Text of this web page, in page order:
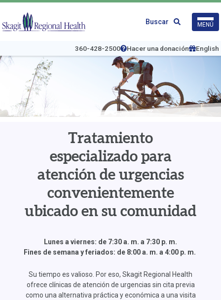
Ir
contenido
de
Health
360-428-2500 Hacer una donación English
Buscar MENÚ
Tratamiento
especializado para
atención de urgencias
convenientemente
ubicado en su comunidad
Lunes a viernes: de 7:30 a. m. a 7:30 p. m.
Fines de semana y feriados: de 8:00 a. m. a 4:00 p. m.
Su tiempo es valioso. Por eso, Skagit Regional Health
ofrece clínicas de atención de urgencias sin cita previa
como una alternativa práctica y económica a una visita